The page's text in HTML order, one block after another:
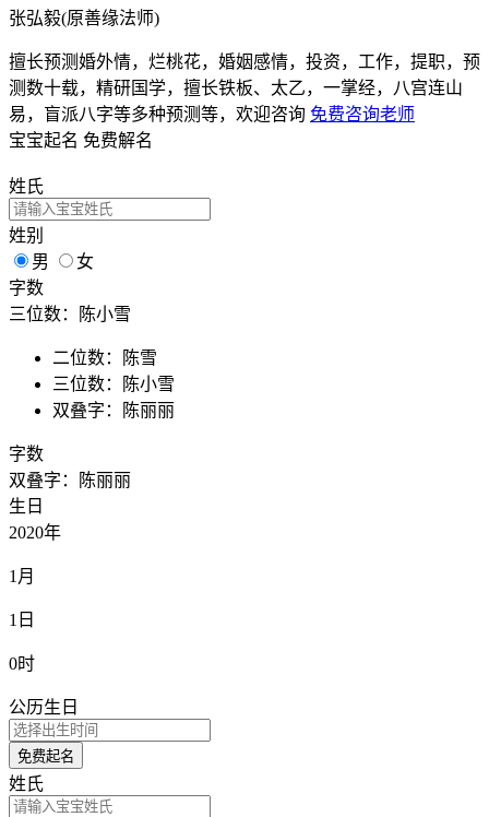
张弘毅(原善缘法师)
擅长预测婚外情，烂桃花，婚姻感情，投资，工作，提职，预
测数十载，精研国学，擅长铁板、太乙，一掌经，八宫连山
易，盲派八字等多种预测等，欢迎咨询 免费咨询老师
宝宝起名 免费解名
姓氏
姓别
男
女
字数
三位数：陈小雪
二位数：陈雪
三位数：陈小雪
双叠字：陈丽丽
字数
双叠字：陈丽丽
生日
2020年
1月
1日
0时
公历生日
免费起名
姓氏